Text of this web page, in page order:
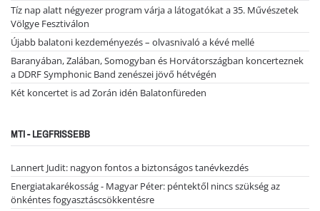
Tíz nap alatt négyezer program várja a látogatókat a 35. Művészetek
Völgye Fesztiválon
Újabb balatoni kezdeményezés – olvasnivaló a kévé mellé
Baranyában, Zalában, Somogyban és Horvátországban koncerteznek
a DDRF Symphonic Band zenészei jövő hétvégén
Két koncertet is ad Zorán idén Balatonfüreden
MTI - LEGFRISSEBB
Lannert Judit: nagyon fontos a biztonságos tanévkezdés
Energiatakarékosság - Magyar Péter: péntektől nincs szükség az
önkéntes fogyasztáscsökkentésre